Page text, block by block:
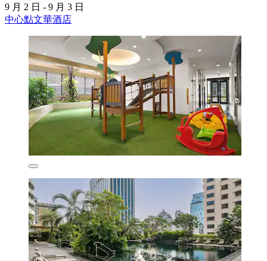
9 月 2 日 - 9 月 3 日
中心點文華酒店